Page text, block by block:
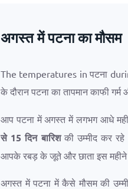
अगस्त में पटना का मौसम
The temperatures in पटना
के दौरान पटना का तापमान काफी गर्म
आप पटना में अगस्त में लगभग आधे
से 15 दिन बारिशकी उम्मीद कर
आपके रबड़ के जूते और छाता इस महीने
अगस्त में पटना में कैसे मौसम की